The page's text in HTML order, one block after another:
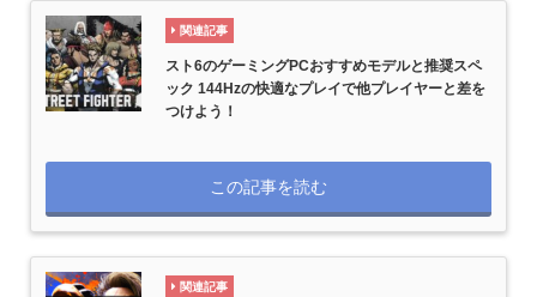
関連記事
スト6のゲーミングPCおすすめモデルと推奨スペ
ック 144Hzの快適なプレイで他プレイヤーと差を
つけよう！
この記事を読む
関連記事